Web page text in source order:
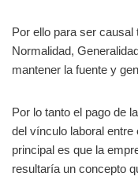
Por ello para ser
Normalidad,
mantener la fuente y
Por lo tanto el pago de
del vínculo laboral
principal es que la
resultaría un concepto